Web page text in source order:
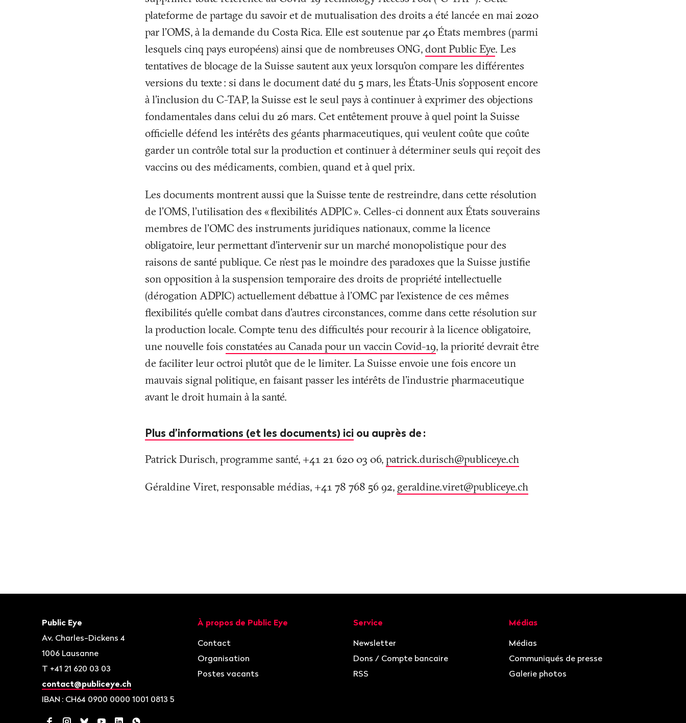
plateforme de partage du savoir et de mutualisation des droits a été lancée en mai 2020
par l’OMS, à la demande du Costa Rica. Elle est soutenue par 40 États membres (parmi
lesquels cinq pays européens) ainsi que de nombreuses ONG,dont Public Eye. Les
tentatives de blocage de la Suisse sautent aux yeux lorsqu'on compare les différentes
versions du texte: si dans le document daté du 5 mars, les États-Unis s’opposent encore
à l’inclusion du C-TAP, la Suisse est le seul pays à continuer à exprimer des objections
fondamentales dans celui du 26 mars. Cet entêtement prouve à quel point la Suisse
officielle défend les intérêts des géants pharmaceutiques, qui veulent coûte que coûte
garder un contrôle total sur la production et continuer à déterminer seuls qui reçoit des
vaccins ou des médicaments, combien, quand et à quel prix.
Les documents montrent aussi que la Suisse tente de restreindre, dans cette résolution
de l’OMS, l’utilisation des «flexibilités ADPIC». Celles-ci donnent aux États souverains
membres de l’OMC des instruments juridiques nationaux, comme la licence
obligatoire, leur permettant d’intervenir sur un marché monopolistique pour des
raisons de santé publique. Ce n’est pas le moindre des paradoxes que la Suisse justifie
son opposition à la suspension temporaire des droits de propriété intellectuelle
(dérogation ADPIC) actuellement débattue à l’OMC par l’existence de ces mêmes
flexibilités qu’elle combat dans d’autres circonstances, comme dans cette résolution sur
la production locale. Compte tenu des difficultés pour recourir à la licence obligatoire,
une nouvelle fois constatées au Canada pour un vaccin Covid-19, la priorité devrait être
de faciliter leur octroi plutôt que de le limiter. La Suisse envoie une fois encore un
mauvais signal politique, en faisant passer les intérêts de l’industrie pharmaceutique
avant le droit humain à la santé.
Plus d’informations (et les documents) ici ou auprès de:
Patrick Durisch, programme santé, +41 21 620 03 06,patrick.durisch@publiceye.ch
Géraldine Viret, responsable médias, +41 78 768 56 92, geraldine.viret@publiceye.ch
Contact
Public Eye
Av. Charles-Dickens 4
1006 Lausanne
T +41 21 620 03 03
contact@publiceye.ch
IBAN : CH64 0900 0000 1001 0813 5
Navigation
À propos de Public Eye
Contact
Organisation
Postes vacants
Service
Newsletter
Dons / Compte bancaire
RSS
Médias
Médias
Communiqués de presse
Galerie photos